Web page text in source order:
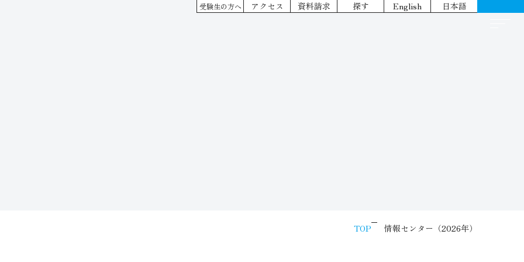
受験生の方へ アクセス 資料請求 探す English 日本語
TOP 情報センター（2026年）